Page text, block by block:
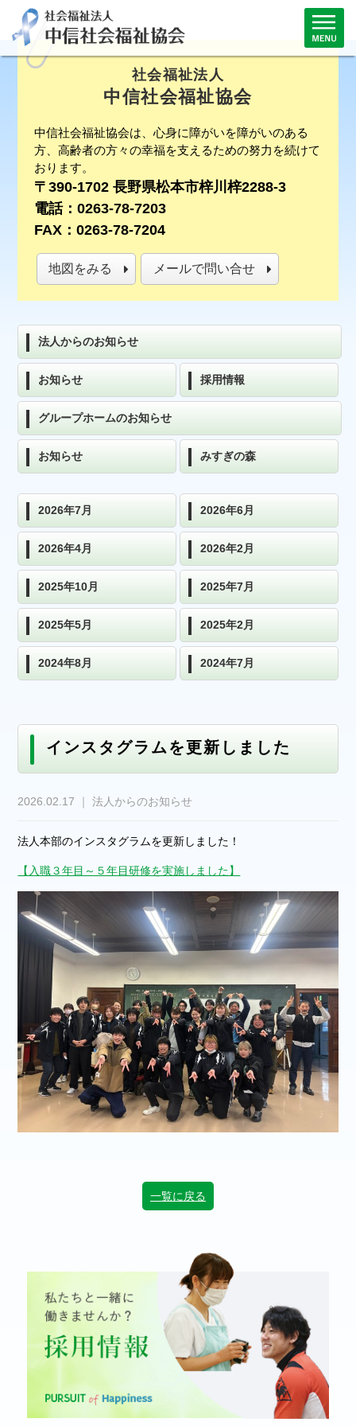
社会福祉法人
中信社会福祉協会
中信社会福祉協会は、心身に障がいを障がいのある
方、高齢者の方々の幸福を支えるための努力を続けて
おります。
〒390-1702 長野県松本市梓川梓2288-3
電話：0263-78-7203
FAX：0263-78-7204
地図をみる メールで問い合せ
法人からのお知らせ
お知らせ 採用情報
グループホームのお知らせ
お知らせ みすぎの森
2026年7月 2026年6月
2026年4月 2026年2月
2025年10月 2025年7月
2025年5月 2025年2月
2024年8月 2024年7月
インスタグラムを更新しました
2026.02.17 ｜ 法人からのお知らせ
法人本部のインスタグラムを更新しました！
【入職３年目～５年目研修を実施しました】
一覧に戻る